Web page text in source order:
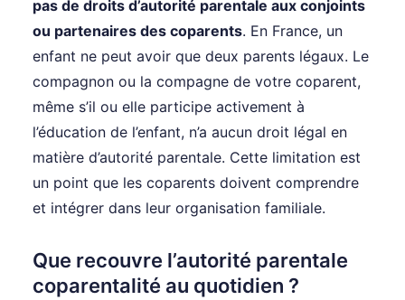
pas de droits d’autorité parentale aux conjoints
ou partenaires des coparents. En France, un
enfant ne peut avoir que deux parents légaux. Le
compagnon ou la compagne de votre coparent,
même s’il ou elle participe activement à
l’éducation de l’enfant, n’a aucun droit légal en
matière d’autorité parentale. Cette limitation est
un point que les coparents doivent comprendre
et intégrer dans leur organisation familiale.
Que recouvre l’autorité parentale
coparentalité au quotidien ?